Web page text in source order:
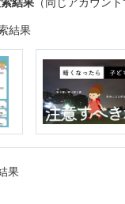
結果
果